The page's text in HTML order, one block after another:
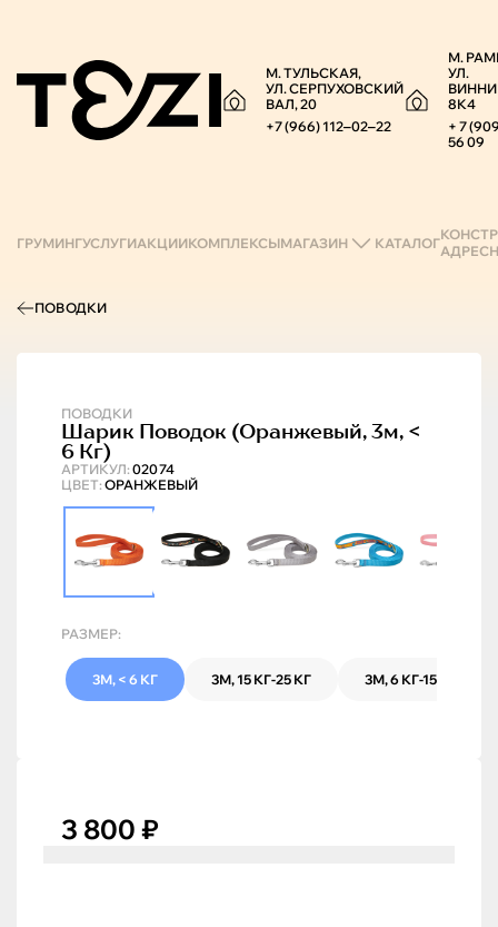
М. ТУЛЬСКАЯ,
УЛ. СЕРПУХОВСКИЙ
ВАЛ, 20
+7 (966) 112‒02‒22
М.
УЛ.
8К4
+ 7
56 09
ГРУМИНГУСЛУГИАКЦИИКОМПЛЕКСЫМАГАЗИН КАТАЛОГ
ПОВОДКИ
ПОВОДКИ
АРТИКУЛ: 02074
Шарик Поводок (оранжевый, 3м, <
6 Кг)
ЦВЕТ: ОРАНЖЕВЫЙ
РАЗМЕР:
3М, < 6 КГ 3М, 15 КГ-25 КГ 3М, 6 КГ-15 КГ
3 800 ₽